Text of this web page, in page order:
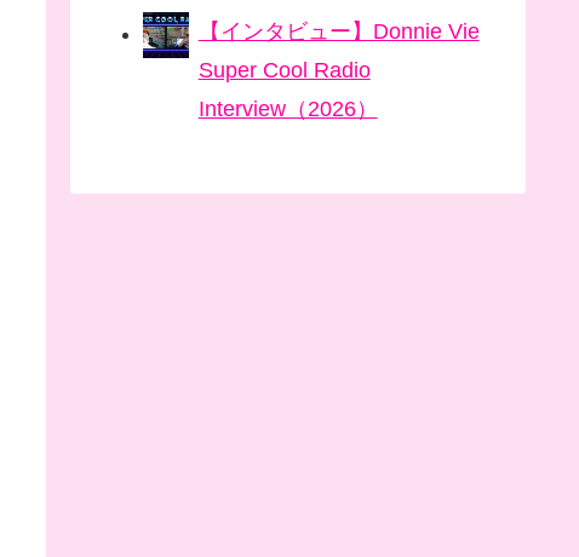
【インタビュー】Donnie Vie
Super Cool Radio
Interview（2026）